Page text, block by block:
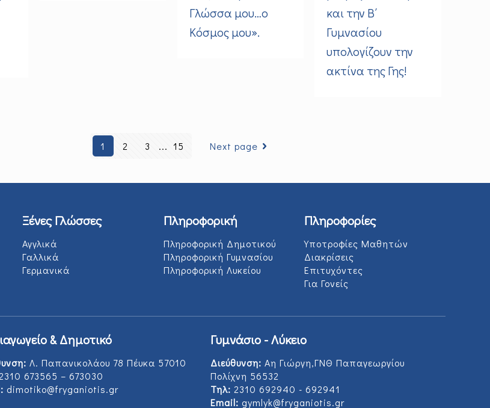
Γλώσσα μου…ο
Κόσμος μου».
και την Β΄
Γυμνασίου
υπολογίζουν την
ακτίνα της Γης!
1 2 3 ... 15 Next page
Ξένες Γλώσσες
Αγγλικά
Γαλλικά
Γερμανικά
Πληροφορική
Πληροφορική Δημοτικού
Πληροφορική Γυμνασίου
Πληροφορική Λυκείου
Πληροφορίες
Υποτροφίες Μαθητών
Διακρίσεις
Επιτυχόντες
Για Γονείς
& Δημοτικό
Λ. Παπανικολάου 78 Πέυκα 57010
673565 – 673030
dimotiko@fryganiotis.gr
Γυμνάσιο - Λύκειο
Διεύθυνση: Αη Γιώργη,ΓΝΘ Παπαγεωργίου
Πολίχνη 56532
Τηλ: 2310 692940 - 692941
Email: gymlyk@fryganiotis.gr